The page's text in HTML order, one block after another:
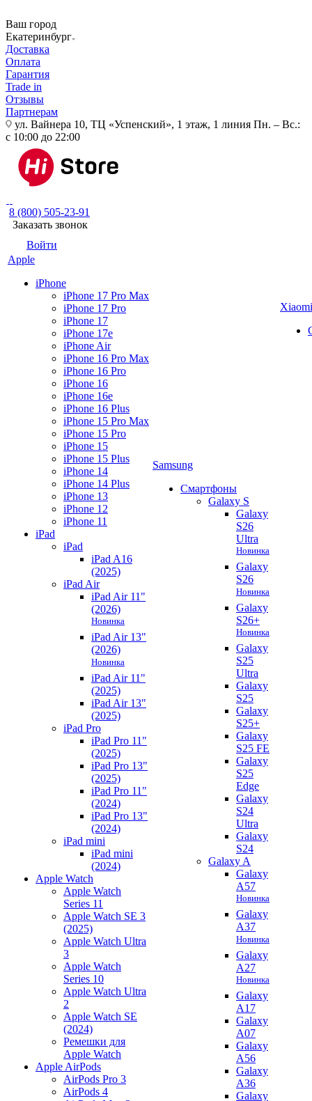
Ваш город
Екатеринбург
Доставка
Оплата
Гарантия
Trade in
Отзывы
Партнерам
ул. Вайнера 10, ТЦ «Успенский», 1 этаж, 1 линия Пн. – Вс.:
с 10:00 до 22:00
8 (800) 505-23-91
Заказать звонок
Войти
Apple
iPhone
iPhone 17 Pro Max
iPhone 17 Pro
iPhone 17
iPhone 17e
iPhone Air
iPhone 16 Pro Max
iPhone 16 Pro
iPhone 16
iPhone 16e
iPhone 16 Plus
iPhone 15 Pro Max
iPhone 15 Pro
iPhone 15
iPhone 15 Plus
iPhone 14
iPhone 14 Plus
iPhone 13
iPhone 12
iPhone 11
iPad
iPad
iPad A16
(2025)
iPad Air
iPad Air 11"
(2026)
Новинка
iPad Air 13"
(2026)
Новинка
iPad Air 11"
(2025)
iPad Air 13"
(2025)
iPad Pro
iPad Pro 11"
(2025)
iPad Pro 13"
(2025)
iPad Pro 11"
(2024)
iPad Pro 13"
(2024)
iPad mini
iPad mini
(2024)
Apple Watch
Apple Watch
Series 11
Apple Watch SE 3
(2025)
Apple Watch Ultra
3
Apple Watch
Series 10
Apple Watch Ultra
2
Apple Watch SE
(2024)
Ремешки для
Apple Watch
Apple AirPods
AirPods Pro 3
AirPods 4
Samsung
Смартфоны
Galaxy S
Galaxy
S26
Ultra
Новинка
Galaxy
S26
Новинка
Galaxy
S26+
Новинка
Galaxy
S25
Ultra
Galaxy
S25
Galaxy
S25+
Galaxy
S25 FE
Galaxy
S25
Edge
Galaxy
S24
Ultra
Galaxy
S24
Galaxy A
Galaxy
A57
Новинка
Galaxy
A37
Новинка
Galaxy
A27
Новинка
Galaxy
A17
Galaxy
A07
Galaxy
A56
Galaxy
A36
Galaxy
Xiaomi